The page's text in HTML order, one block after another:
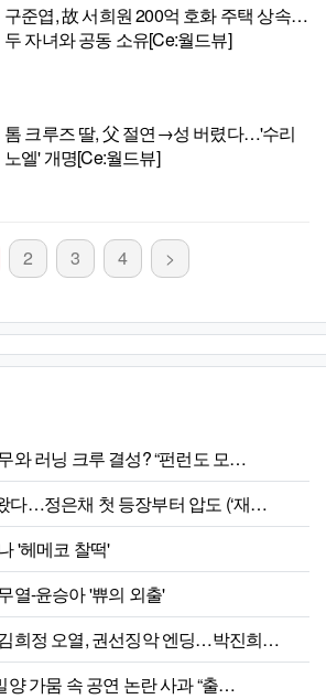
구준엽, 故 서희원 200억 호화 주택 상속…
두 자녀와 공동 소유[Ce:월드뷰]
톰 크루즈 딸, 父 절연→성 버렸다…'수리
노엘' 개명[Ce:월드뷰]
2 3 4 >
와 러닝 크루 결성? “펀런도 모…
다…정은채 첫 등장부터 압도 (‘재…
'헤메코 찰떡'
열-윤승아 '쀼의 외출'
희정 오열, 권선징악 엔딩…박진희…
양 가뭄 속 공연 논란 사과 “출…